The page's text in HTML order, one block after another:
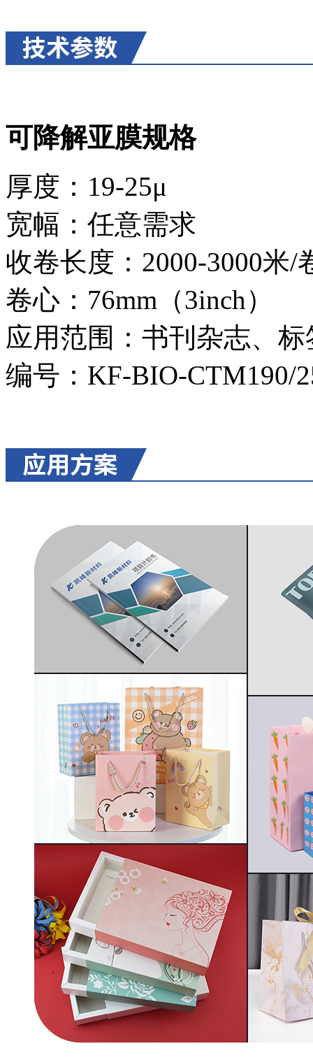
可降解亚膜规格
厚度：19-25μ
宽幅：任意需求
收卷长度：2000-3000米/
卷心：76mm（3inch）
应用范围：书刊杂志、
编号：KF-BIO-CTM190/